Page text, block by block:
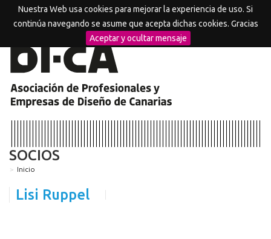
MENU
Nuestra Web usa cookies para mejorar la experiencia de uso. Si
continúa navegando se asume que acepta dichas cookies. Gracias
Aceptar y ocultar mensaje
SOCIOS
Inicio
Lisi Ruppel